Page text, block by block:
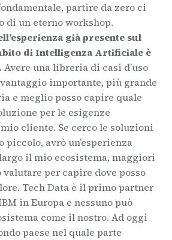
partire da zero ci
di un eterno workshop.
già presente sul
di Intelligenza Artificiale è
Avere una libreria di casi d’uso
importante, più grande
e meglio posso capire quale
per le esigenze
cliente. Se cerco le soluzioni
avrò un’esperienza
il mio ecosistema, maggiori
per capire dove posso
Tech Data è il primo partner
in Europa e nessuno può
come il nostro. Ad oggi
paese nel quale parte